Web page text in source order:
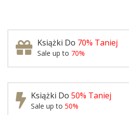
Książki Do 70% Taniej
Sale up to 70%
Książki Do 50% Taniej
Sale up to 50%